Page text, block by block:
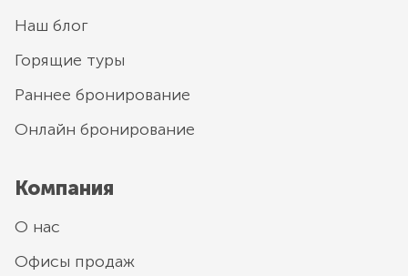
Наш блог
Горящие туры
Раннее бронирование
Онлайн бронирование
Компания
О нас
Офисы продаж